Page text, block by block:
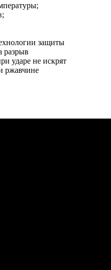
защиты
разрыв
ударе не искрят
ржавчине